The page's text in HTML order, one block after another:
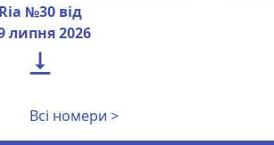
Ria №30 від
липня 2026

Всі номери >